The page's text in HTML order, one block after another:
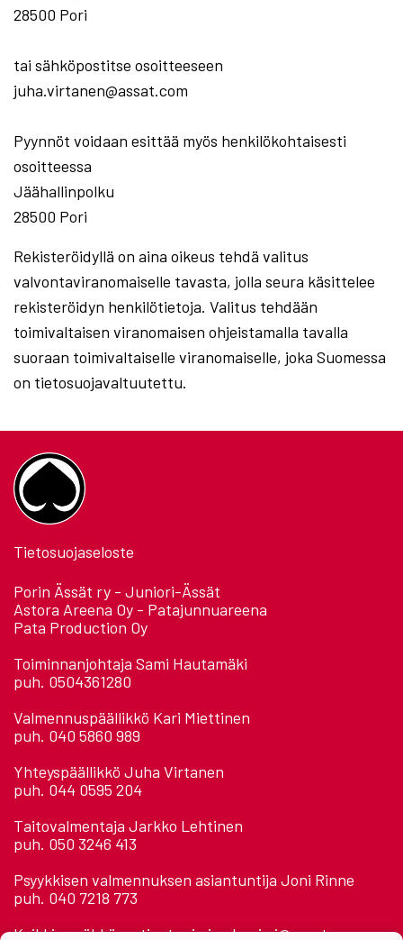
28500 Pori
tai sähköpostitse osoitteeseen
juha.virtanen@assat.com
Pyynnöt voidaan esittää myös henkilökohtaisesti
osoitteessa
Jäähallinpolku
28500 Pori
Rekisteröidyllä on aina oikeus tehdä valitus
valvontaviranomaiselle tavasta, jolla seura käsittelee
rekisteröidyn henkilötietoja. Valitus tehdään
toimivaltaisen viranomaisen ohjeistamalla tavalla
suoraan toimivaltaiselle viranomaiselle, joka Suomessa
on tietosuojavaltuutettu.
Tietosuojaseloste
Porin Ässät ry - Juniori-Ässät
Astora Areena Oy - Patajunnuareena
Pata Production Oy
Toiminnanjohtaja Sami Hautamäki
puh. 0504361280
Valmennuspäällikkö Kari Miettinen
puh. 040 5860 989
Yhteyspäällikkö Juha Virtanen
puh. 044 0595 204
Taitovalmentaja Jarkko Lehtinen
puh. 050 3246 413
Psyykkisen valmennuksen asiantuntija Joni Rinne
puh. 040 7218 773
Kaikkien sähköposti: etunimi.sukunimi@assat.com